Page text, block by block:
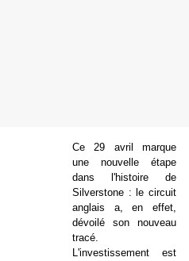
Ce 29 avril marque
une nouvelle étape
dans l'histoire de
Silverstone : le circuit
anglais a, en effet,
dévoilé son nouveau
tracé.
L'investissement est